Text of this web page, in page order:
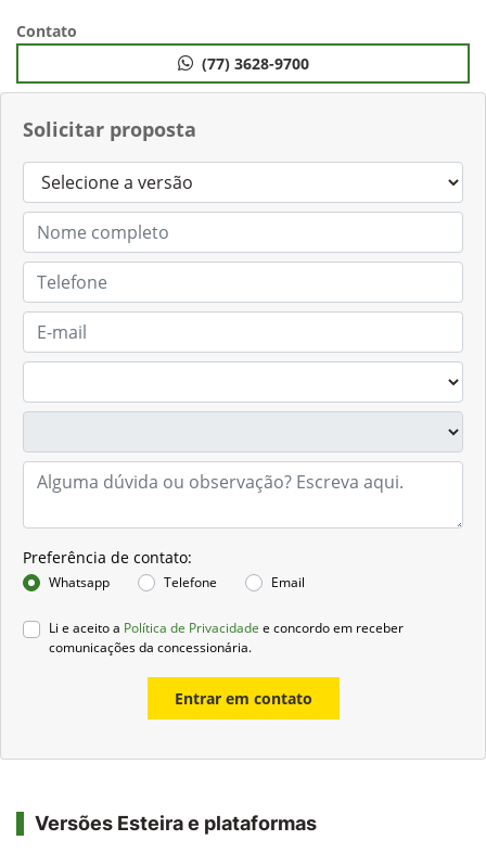
Solicitar proposta
Preferência de contato:
Whatsapp Telefone Email
Li e aceito a Política de Privacidade e concordo em receber
comunicações da concessionária.
Entrar em contato
Contato
(77) 3628-9700
Versões Esteira e plataformas